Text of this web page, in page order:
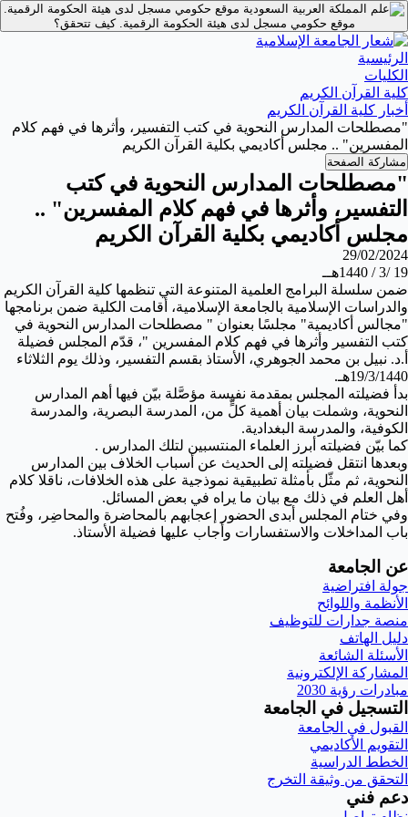
موقع حكومي مسجل لدى هيئة الحكومة الرقمية.
موقع حكومي مسجل لدى هيئة الحكومة الرقمية.كيف تتحقق؟
الرئيسية
الكليات
كلية القرآن الكريم
أخبار كلية القرآن الكريم
"مصطلحات المدارس النحوية في كتب التفسير، وأثرها في فهم كلام
المفسرين" .. مجلس أكاديمي بكلية القرآن الكريم
مشاركة الصفحة
"مصطلحات المدارس النحوية في كتب
التفسير، وأثرها في فهم كلام المفسرين" ..
مجلس أكاديمي بكلية القرآن الكريم
29/02/2024
19 /3 / 1440هــ
ضمن سلسلة البرامج العلمية المتنوعة التي تنظمها كلية القرآن الكريم
والدراسات الإسلامية بالجامعة الإسلامية، أقامت الكلية ضمن برنامجها
"مجالس أكاديمية" مجلسًا بعنوان " مصطلحات المدارس النحوية في
كتب التفسير وأثرها في فهم كلام المفسرين "، قدّم المجلس فضيلة
أ.د. نبيل بن محمد الجوهري، الأستاذ بقسم التفسير، وذلك يوم الثلاثاء
19/3/1440هـ.
بدأ فضيلته المجلس بمقدمة نفيسة مؤصَّلة بيّن فيها أهم المدارس
النحوية، وشملت بيان أهمية كلٍّ من، المدرسة البصرية، والمدرسة
الكوفية، والمدرسة البغدادية.
كما بيّن فضيلته أبرز العلماء المنتسبين لتلك المدارس .
وبعدها انتقل فضيلته إلى الحديث عن أسباب الخلاف بين المدارس
النحوية، ثم مثّل بأمثلة تطبيقية نموذجية على هذه الخلافات، ناقلا كلام
أهل العلم في ذلك مع بيان ما يراه في بعض المسائل.
وفي ختام المجلس أبدى الحضور إعجابهم بالمحاضرة والمحاضِر، وفُتح
باب المداخلات والاستفسارات وأجاب عليها فضيلة الأستاذ.
عن الجامعة
جولة افتراضية
الأنظمة واللوائح
منصة جدارات للتوظيف
دليل الهاتف
الأسئلة الشائعة
المشاركة الإلكترونية
مبادرات رؤية 2030
التسجيل في الجامعة
القبول في الجامعة
التقويم الأكاديمي
الخطط الدراسية
التحقق من وثيقة التخرج
دعم فني